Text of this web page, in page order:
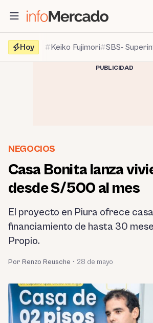
contenido
Hoy
Keiko Fujimori SBS-
PUBLICIDAD
NEGOCIOS
Casa Bonita lanza
desde S/500 al mes
El proyecto en Piura ofrece
financiamiento de hasta 30
Propio.
Por Renzo Reusche • 28 de mayo